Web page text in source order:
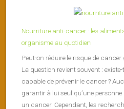
Nourriture anti-cancer : les
organisme au quotidien
Peut-on réduire le risque de cancer
La question revient souvent :
capable de prévenir le cancer ?
garantir à lui seul qu’une
un cancer. Cependant, les